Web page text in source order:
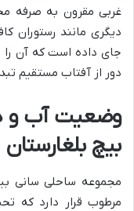
غربی مقرون به صرفه
دیگری مانند رستوران
جای داده است که آن
دور از آفتاب مستقیم
وضعیت آب و
بیچ بلغارستان
مجموعه ساحلی سانی
مرطوب قرار دارد که